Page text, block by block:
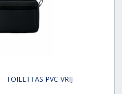
TOILETTAS PVC-VRIJ